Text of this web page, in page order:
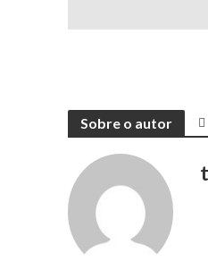
Sobre o autor